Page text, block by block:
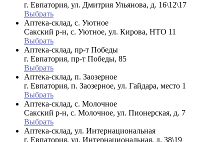
г. Евпатория, ул. Дмитрия Ульянова, д. 16\12\17
Выбрать
Аптека-склад, с. Уютное
Сакский р-н, с. Уютное, ул. Кирова, НТО 11
Выбрать
Аптека-склад, пр-т Победы
г. Евпатория, пр-т Победы, 85
Выбрать
Аптека-склад, п. Заозерное
г. Евпатория, п. Заозерное, ул. Гайдара, место 1
Выбрать
Аптека-склад, с. Молочное
Сакский р-н, с. Молочное, ул. Пионерская, д. 7
Выбрать
Аптека-склад, ул. Интернациональная
г. Евпатория, ул. Интернациональная, д. 38\19